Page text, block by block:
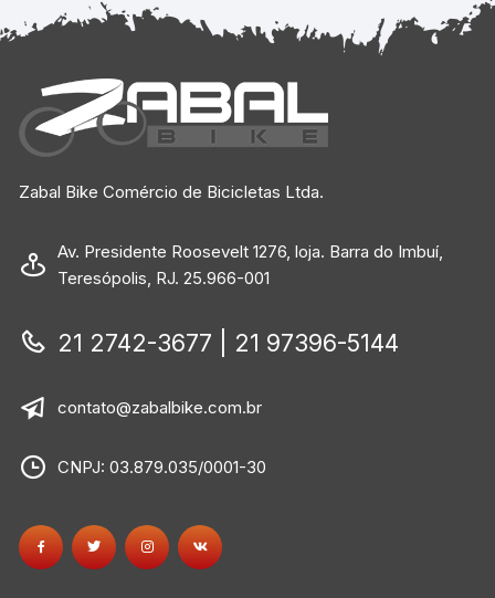
Zabal Bike Comércio de Bicicletas Ltda.
Av. Presidente Roosevelt 1276, loja. Barra do Imbuí,
Teresópolis, RJ. 25.966-001
21 2742-3677 | 21 97396-5144
contato@zabalbike.com.br
CNPJ: 03.879.035/0001-30